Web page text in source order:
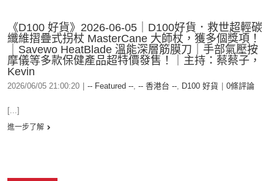
《D100 好貨》2026-06-05｜D100好貨．救世超輕碳
纖維摺疊式拐杖 MasterCane 大師杖，獲多個獎項！
｜Savewo HeatBlade 溫能深層筋膜刀｜手部氣壓按
摩儀等多款保健產品超特價發售！｜主持：蔡蔡子，
Kevin
2026/06/05 21:00:20 -- Featured --, -- 香港台 --, D100 好貨 0條評論
[...]
進一步了解